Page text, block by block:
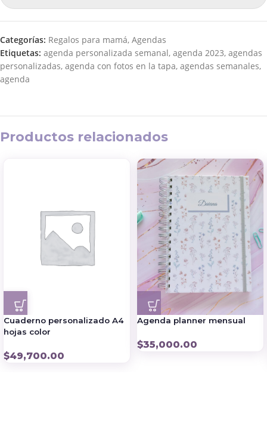
Categorías: Regalos para mamá, Agendas
Etiquetas: agenda personalizada semanal, agenda 2023, agendas
personalizadas, agenda con fotos en la tapa, agendas semanales,
agenda
Productos relacionados
Cuaderno personalizado A4
hojas color
$49,700.00
Agenda planner mensual
$35,000.00